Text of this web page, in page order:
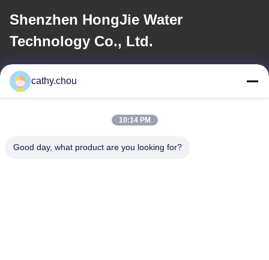
Shenzhen HongJie Water
Technology Co., Ltd.
이메일
cathy@szhjwater.com
우리 주소
cathy.chou
10:14 PM
Good day, what product are you looking for?